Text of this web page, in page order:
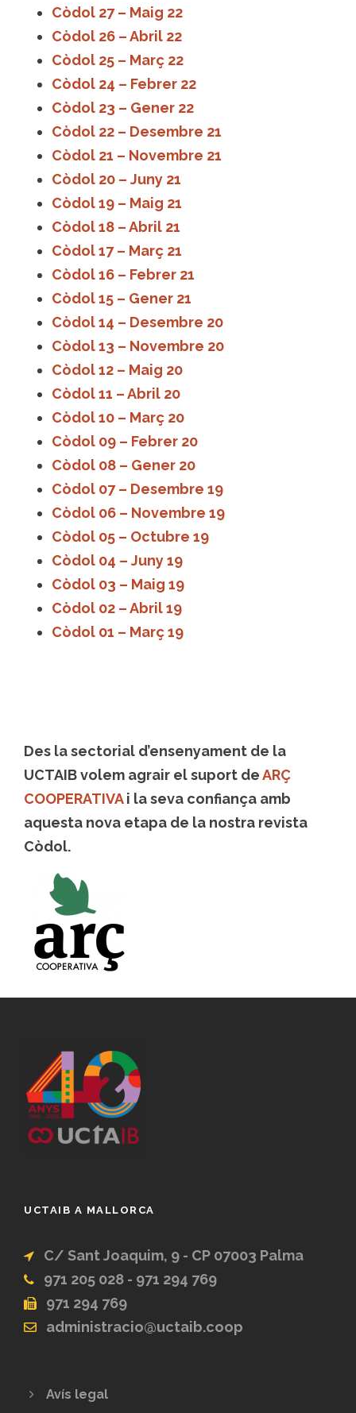
Còdol 27 – Maig 22
Còdol 26 – Abril 22
Còdol 25 – Març 22
Còdol 24 – Febrer 22
Còdol 23 – Gener 22
Còdol 22 – Desembre 21
Còdol 21 – Novembre 21
Còdol 20 – Juny 21
Còdol 19 – Maig 21
Còdol 18 – Abril 21
Còdol 17 – Març 21
Còdol 16 – Febrer 21
Còdol 15 – Gener 21
Còdol 14 – Desembre 20
Còdol 13 – Novembre 20
Còdol 12 – Maig 20
Còdol 11 – Abril 20
Còdol 10 – Març 20
Còdol 09 – Febrer 20
Còdol 08 – Gener 20
Còdol 07 – Desembre 19
Còdol 06 – Novembre 19
Còdol 05 – Octubre 19
Còdol 04 – Juny 19
Còdol 03 – Maig 19
Còdol 02 – Abril 19
Còdol 01 – Març 19
Des la sectorial d’ensenyament de la
UCTAIB volem agrair el suport deARÇ
COOPERATIVAi la seva confiança amb
aquesta nova etapa de la nostra revista
Còdol.
UCTAIB A MALLORCA
C/ Sant Joaquim, 9 - CP 07003 Palma
971 205 028 - 971 294 769
971 294 769
administracio@uctaib.coop
Avís legal